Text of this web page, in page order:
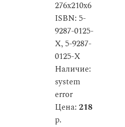
276x210x6
ISBN: 5-
9287-0125-
X, 5-9287-
0125-Х
Наличие:
system
error
Цена: 218
р.